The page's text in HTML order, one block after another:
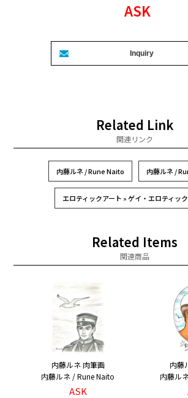
ASK
Related Link
関連リンク
内藤ルネ / Rune Naito 内藤ルネ /
エロティックアート » ゲイ・エロティッ
Related Items
関連商品
内藤ルネ 肉筆画
内藤ルネ / Rune Naito
ASK
内藤
内藤ル